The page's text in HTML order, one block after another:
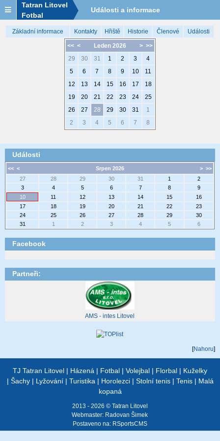
Tatran Litovel
Fotbal
Události a informace
Základní informace Kontakty Hřiště Historie Členové Události
<< < > >>
Leden 2026
29
30 31 1 2 3
4
5
6 7 8 9 10
11
12
13 14 15 16 17
18
19
20 21 22 23 24
25
26
27 28 29 30 31
1
2
3 4 5 6 7 8
Události
<< < > >>
Srpen 2026
27
28 29 30 31 1
2
3
4 5 6 7 8
9
10
11 12 13 14 15
16
17
18 19 20 21 22
23
24
25 26 27 28 29
30
31
1 2 3 4 5 6
Facebook
Partneři:
AMS - intes Litovel
[Nahoru]
TJ Tatran Litovel | Házená | Fotbal | Volejbal | Florbal | Kuželky
| Šachy| Lyžování| Turistika | Horolezci| Stolní tenis| Tenis| Malá
kopaná
2013 - 2026 © Tatran Litovel
Webmaster: Radovan Šimek
Postaveno na: RSportsCMS